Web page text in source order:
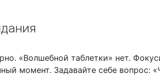
«Волшебной таблетки» нет.
момент. Задавайте себе вопрос: